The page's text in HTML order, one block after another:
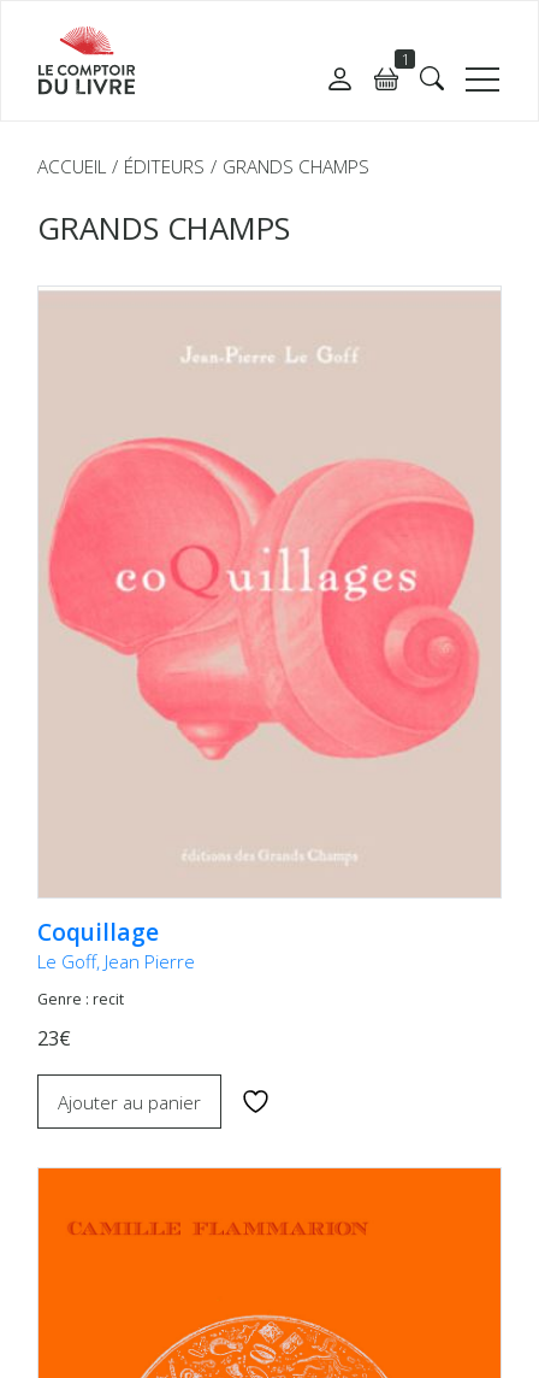
1
ACCUEIL ÉDITEURS GRANDS CHAMPS
GRANDS CHAMPS
Coquillage
Le Goff, Jean Pierre
Genre : recit
23€
Ajouter au panier